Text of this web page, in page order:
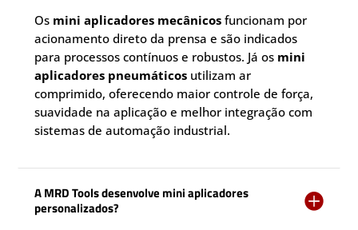
Os mini aplicadores mecânicos funcionam por
acionamento direto da prensa e são indicados
para processos contínuos e robustos. Já os mini
aplicadores pneumáticos utilizam ar
comprimido, oferecendo maior controle de força,
suavidade na aplicação e melhor integração com
sistemas de automação industrial.
A MRD Tools desenvolve mini aplicadores
personalizados?
